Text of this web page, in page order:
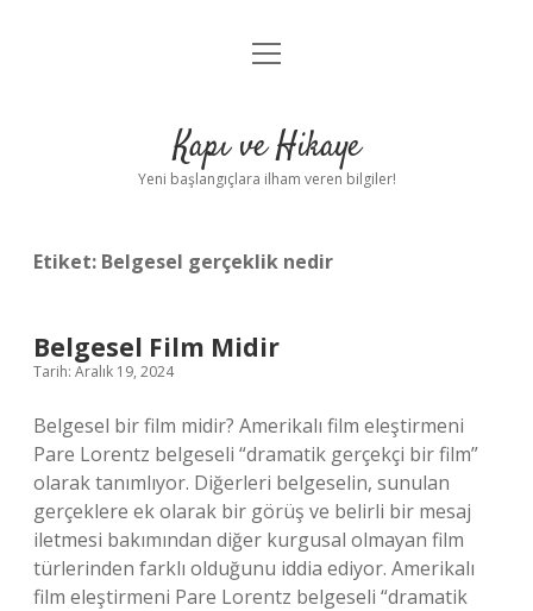
Anasayfa
Yasal Uyarı
menüyü
Kapı ve Hikaye
Yeni başlangıçlara ilham veren bilgiler!
Etiket: Belgesel gerçeklik nedir
Belgesel Film Midir
Tarih: Aralık 19, 2024
Belgesel bir film midir? Amerikalı film eleştirmeni
Pare Lorentz belgeseli “dramatik gerçekçi bir film”
olarak tanımlıyor. Diğerleri belgeselin, sunulan
gerçeklere ek olarak bir görüş ve belirli bir mesaj
iletmesi bakımından diğer kurgusal olmayan film
türlerinden farklı olduğunu iddia ediyor. Amerikalı
film eleştirmeni Pare Lorentz belgeseli “dramatik